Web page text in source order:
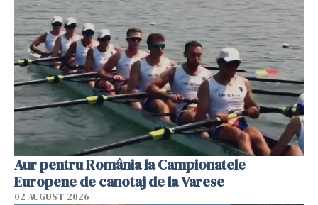
Aur pentru România la Campionatele
Europene de canotaj de la Varese
02 AUGUST 2026